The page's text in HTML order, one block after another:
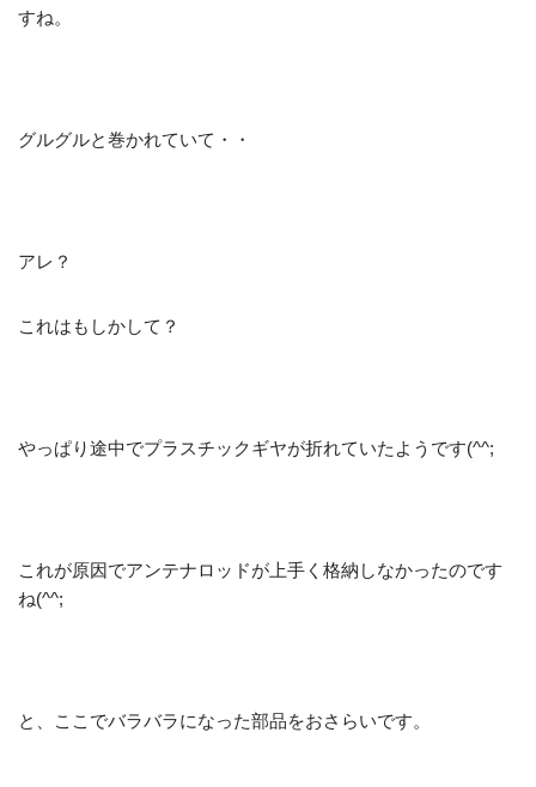
すね。
グルグルと巻かれていて・・
アレ？
これはもしかして？
やっぱり途中でプラスチックギヤが折れていたようです(^^;
これが原因でアンテナロッドが上手く格納しなかったのです
ね(^^;
と、ここでバラバラになった部品をおさらいです。